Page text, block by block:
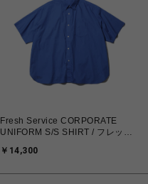
Fresh Service CORPORATE
UNIFORM S/S SHIRT / フレッシ
ォーム S/S シャツ
￥14,300